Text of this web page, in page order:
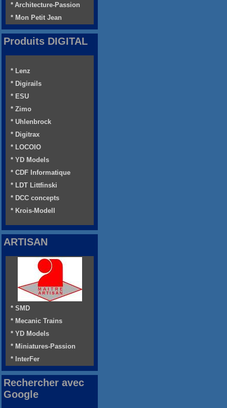
* Architecture-Passion
* Mon Petit Jean
Produits DIGITAL
* Lenz
* Digirails
* ESU
* Zimo
* Uhlenbrock
* Digitrax
* LOCOIO
* YD Models
* CDF Informatique
* LDT Littfinski
* DCC concepts
* Krois-Modell
ARTISAN
* SMD
* Mecanic Trains
* YD Models
* Miniatures-Passion
* InterFer
Rechercher avec
Google